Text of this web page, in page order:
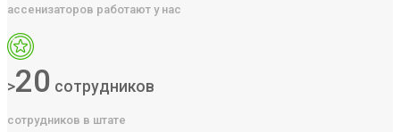
ассенизаторов работают у нас
>20 сотрудников
сотрудников в штате